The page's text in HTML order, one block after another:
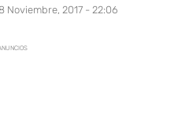
Noviembre, 2017 - 22:06